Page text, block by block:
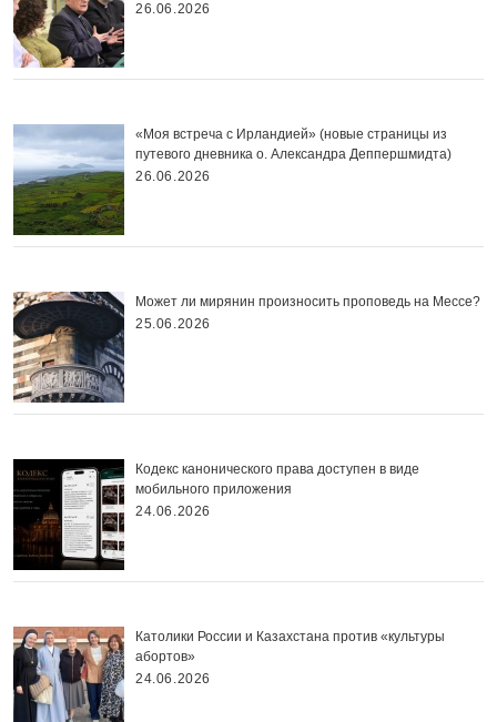
26.06.2026
«Моя встреча с Ирландией» (новые страницы из
путевого дневника о. Александра Деппершмидта)
26.06.2026
Может ли мирянин произносить проповедь на Мессе?
25.06.2026
Кодекс канонического права доступен в виде
мобильного приложения
24.06.2026
Католики России и Казахстана против «культуры
абортов»
24.06.2026